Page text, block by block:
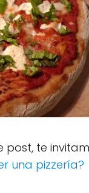
post, te
una pizzería?